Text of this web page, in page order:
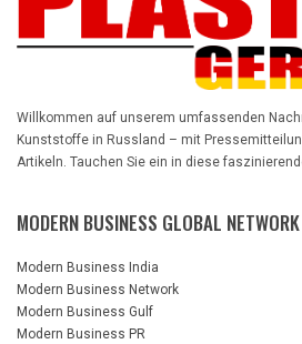
Willkommen auf unserem umfassenden
Kunststoffe in Russland – mit
Artikeln. Tauchen Sie ein in diese
MODERN BUSINESS GLOBAL NETWORK
Modern Business India
Modern Business Network
Modern Business Gulf
Modern Business PR